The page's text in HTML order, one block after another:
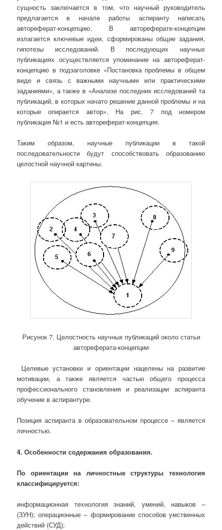
сущность заключается в том, что научный руководитель
предлагается в начале работы аспиранту написать
автореферат-концепцию. В автореферате-концепции
излагается ключевые идеи, сформированы общие задания,
гипотезы исследований. В последующих научных
публикациях осуществляется упоминание на автореферат-
концепцию в подзаголовке «Постановка проблемы в общем
виде и связь с важными научными или практическими
заданиями», а также в «Анализе последних исследований та
публикаций, в которых начато решение данной проблемы и на
которые опирается автор». На рис. 7 под номером
публикация №1 и есть автореферат-концепция.
Таким образом, научные публикации в такой
последовательности будут способствовать образованию
целостной научной картины.
Рисунок 7. Целостность научных публикаций около статьи
автореферата-концепции
Целевые установки и ориентации нацелены на развитие
мотивации, а также является частью общего процесса
профессионального становления и реализации аспиранта
обучение в аспирантуре.
Позиция аспиранта в образовательном процессе – является
личностью.
4. Особенности содержания образования.
По ориентации на личностные структуры технология
классифицируется:
информационная технология знаний, умений, навыков –
(ЗУН); операционные – формирование способов умственных
действий (СУД);